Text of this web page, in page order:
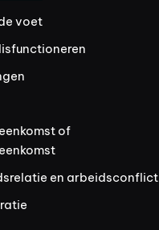
voet
of
en arbeidsconflict